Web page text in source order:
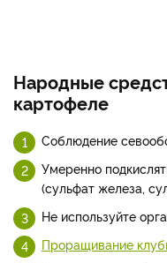
Народные
картофеле
Соблюдение
Умеренно
(сульфат железа,
Не используйте
Проращивание